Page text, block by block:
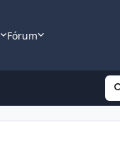
Fórum